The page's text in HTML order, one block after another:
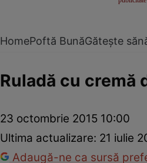
HomePoftă BunăGătește
Ruladă cu cremă
23 octombrie 2015 10:00
Ultima actualizare: 21 iulie
Adaugă-ne ca sursă